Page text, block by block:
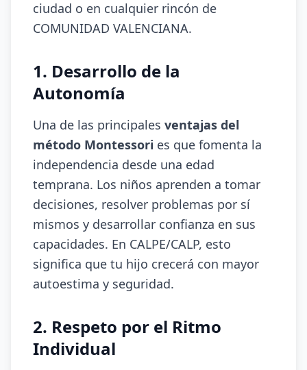
ciudad o en cualquier rincón de
COMUNIDAD VALENCIANA.
1. Desarrollo de la
Autonomía
Una de las principales ventajas del
método Montessori es que fomenta la
independencia desde una edad
temprana. Los niños aprenden a tomar
decisiones, resolver problemas por sí
mismos y desarrollar confianza en sus
capacidades. En CALPE/CALP, esto
significa que tu hijo crecerá con mayor
autoestima y seguridad.
2. Respeto por el Ritmo
Individual